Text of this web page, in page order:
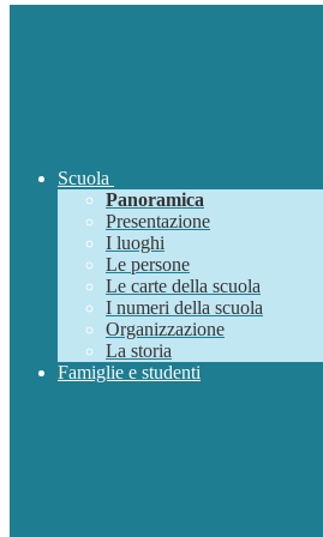
Scuola
Panoramica
Presentazione
I luoghi
Le persone
Le carte della scuola
I numeri della scuola
Organizzazione
La storia
Famiglie e studenti